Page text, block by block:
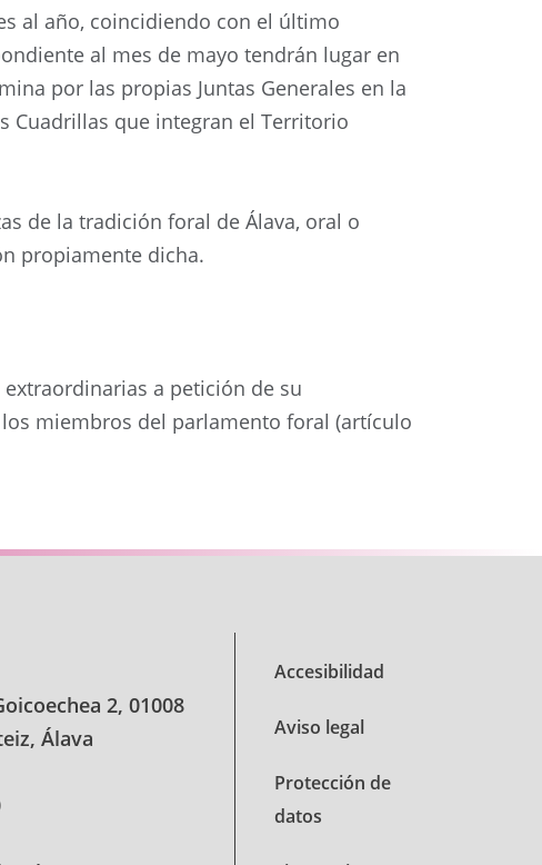
al año, coincidiendo con el último
al mes de mayo tendrán lugar en
por las propias Juntas Generales en la
Cuadrillas que integran el Territorio
de la tradición foral de Álava, oral o
propiamente dicha.
a petición de su
miembros del parlamento foral (artículo
2, 01008
Álava
Accesibilidad
Aviso legal
Protección de
datos